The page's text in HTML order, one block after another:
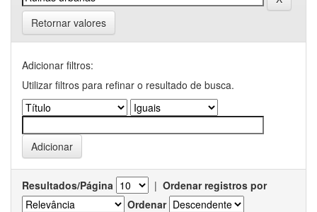
Retornar valores
Adicionar filtros:
Utilizar filtros para refinar o resultado de busca.
Resultados/Página | Ordenar registros por
Ordenar